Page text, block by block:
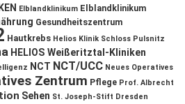
Elblandklinikum Elblandklinikum
Gesundheitszentrum
Hautkrebs Helios Klinik Schloss Pulsnitz
HELIOS Weißeritztal-Kliniken
NCT NCT/UCC Neues Operatives
Zentrum Pflege Prof. Albrecht
Sehen St. Joseph-Stift Dresden